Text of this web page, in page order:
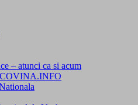
– atunci ca si acum